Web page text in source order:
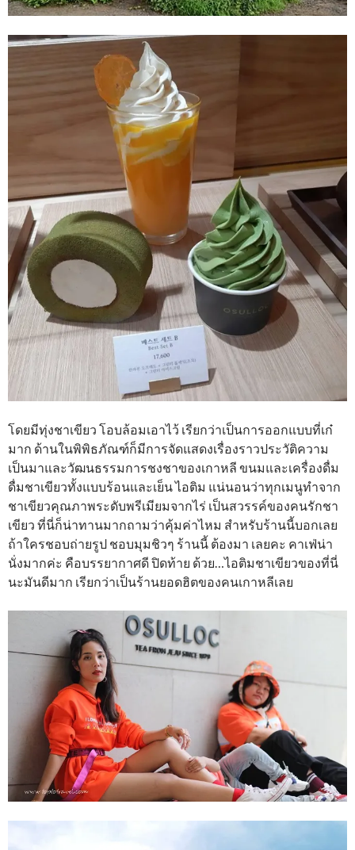
โดยมีทุ่งชาเขียว โอบล้อมเอาไว้ เรียกว่าเป็นการออกแบบที่เก๋
มาก ด้านในพิพิธภัณฑ์ก็มีการจัดแสดงเรื่องราวประวัติความ
เป็นมาและวัฒนธรรมการชงชาของเกาหลี ขนมและเครื่องดื่ม
ดื่มชาเขียวทั้งแบบร้อนและเย็น ไอติม แน่นอนว่าทุกเมนูทำจาก
ชาเขียวคุณภาพระดับพรีเมียมจากไร่ เป็นสวรรค์ของคนรักชา
เขียว ที่นี่ก็น่าทานมากถามว่าคุ้มค่าไหม สำหรับร้านนี้บอกเลย
ถ้าใครชอบถ่ายรูป ชอบมุมชิวๆ ร้านนี้ ต้องมา เลยคะ คาเฟ่น่า
นั่งมากค่ะ คือบรรยากาศดี ปิดท้าย ด้วย…ไอติมชาเขียวของที่นี่
นะมันดีมาก เรียกว่าเป็นร้านยอดฮิตของคนเกาหลีเลย